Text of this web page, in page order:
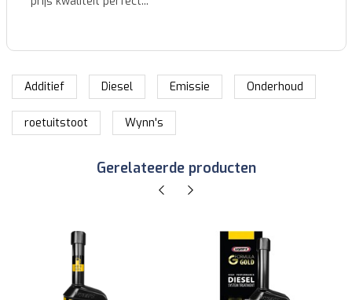
Additief Diesel Emissie Onderhoud
roetuitstoot Wynn's
Gerelateerde producten